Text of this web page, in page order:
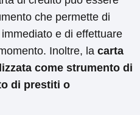
che permette di
e di effettuare
Inoltre, la carta
come strumento di
di prestiti o